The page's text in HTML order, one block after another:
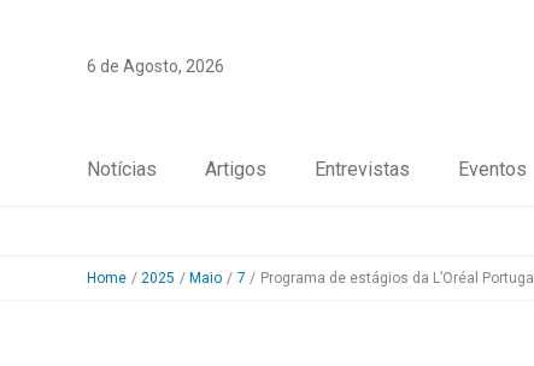
6 de Agosto, 2026
Notícias Artigos Entrevistas Eventos
Home 2025 Maio 7 Programa de estágios da L’Oréal Portugal